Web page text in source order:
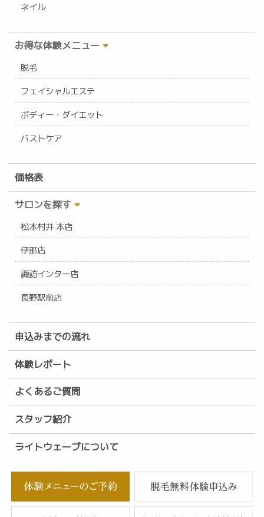
ネイル
お得な体験メニュー
脱毛
フェイシャルエステ
ボディー・ダイエット
バストケア
価格表
サロンを探す
松本村井 本店
伊那店
諏訪インター店
長野駅前店
申込みまでの流れ
体験レポート
よくあるご質問
スタッフ紹介
ライトウェーブについて